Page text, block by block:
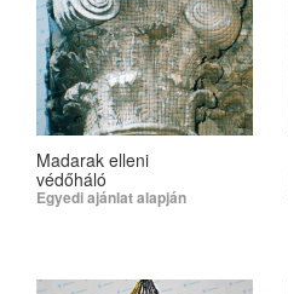
Madarak elleni
védőháló
Egyedi ajánlat alapján